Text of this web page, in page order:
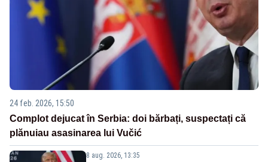
24 feb. 2026, 15:50
Complot dejucat în Serbia: doi bărbați, suspectați că
plănuiau asasinarea lui Vučić
8 aug. 2026, 13:35